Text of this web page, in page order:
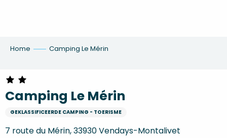
Home Camping Le Mérin
Camping Le Mérin
GEKLASSIFICEERDE CAMPING - TOERISME
7 route du Mérin, 33930 Vendays-Montalivet